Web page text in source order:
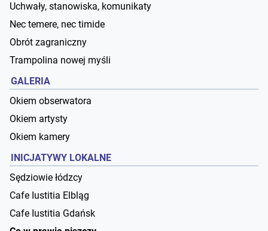
Uchwały, stanowiska, komunikaty
Nec temere, nec timide
Obrót zagraniczny
Trampolina nowej myśli
GALERIA
Okiem obserwatora
Okiem artysty
Okiem kamery
INICJATYWY LOKALNE
Sędziowie łódzcy
Cafe Iustitia Elbląg
Cafe Iustitia Gdańsk